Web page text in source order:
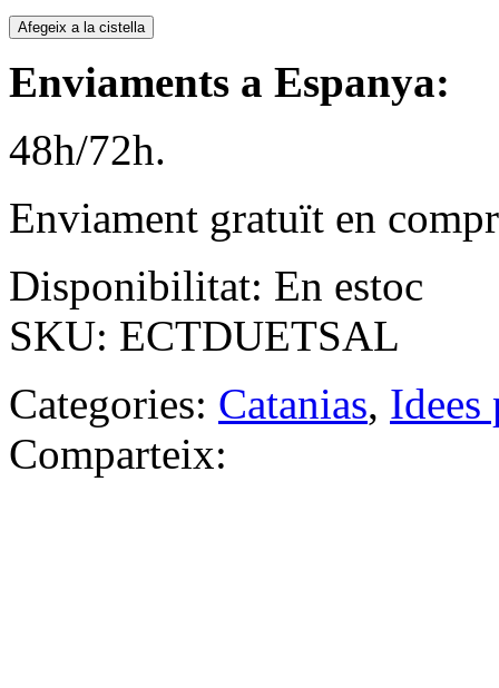
Afegeix a la cistella
Enviaments a Espanya:
48h/72h.
Enviament gratuït en
Disponibilitat: En estoc
SKU: ECTDUETSAL
Categories: Catanias, Idees
Comparteix: